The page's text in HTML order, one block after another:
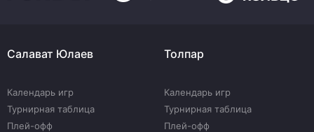
Салават Юлаев
Календарь игр
Турнирная таблица
Плей-офф
Толпар
Календарь игр
Турнирная таблица
Плей-офф